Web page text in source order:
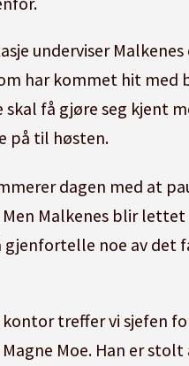
underviser
har kommet hit med
skal få gjøre seg kjent
på til høsten.
dagen med at
Malkenes blir
gjenfortelle noe av det
treffer vi sjefen
Moe. Han er stolt